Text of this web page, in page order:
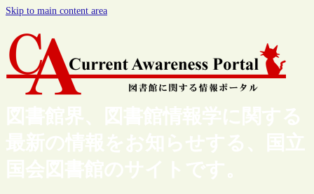
Skip to main content area
図書館界、図書館情報学に関する
最新の情報をお知らせする、国立
国会図書館のサイトです。